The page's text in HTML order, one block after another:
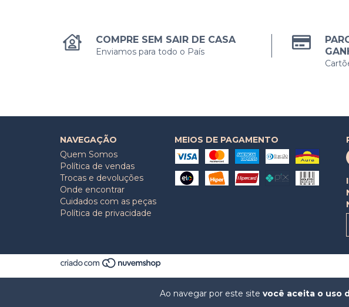
Ao navegar por este site você aceita o uso
COMPRE SEM SAIR DE CASA
Enviamos para todo o País
NAVEGAÇÃO
Quem Somos
Política de vendas
Trocas e devoluções
Onde encontrar
Cuidados com as peças
Política de privacidade
MEIOS DE PAGAMENTO